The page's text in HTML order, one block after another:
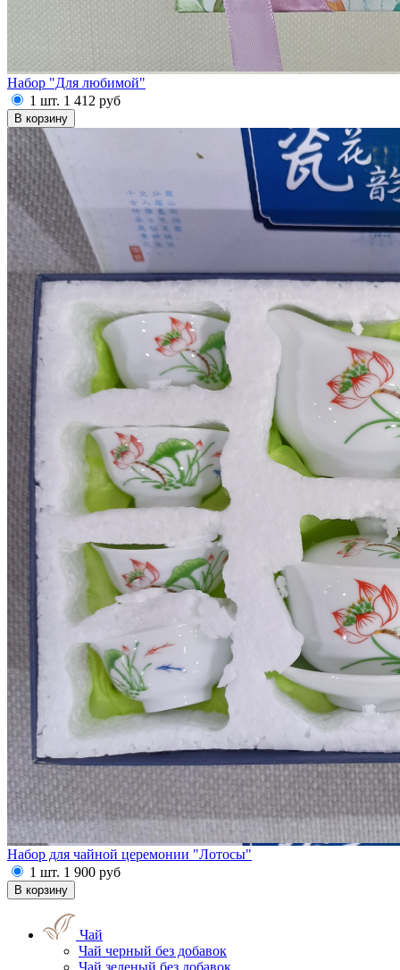
Набор "Для любимой"
1 шт. 1 412 руб
Набор для чайной церемонии "Лотосы"
1 шт. 1 900 руб
Чай
Чай черный без добавок
Чай зеленый без добавок